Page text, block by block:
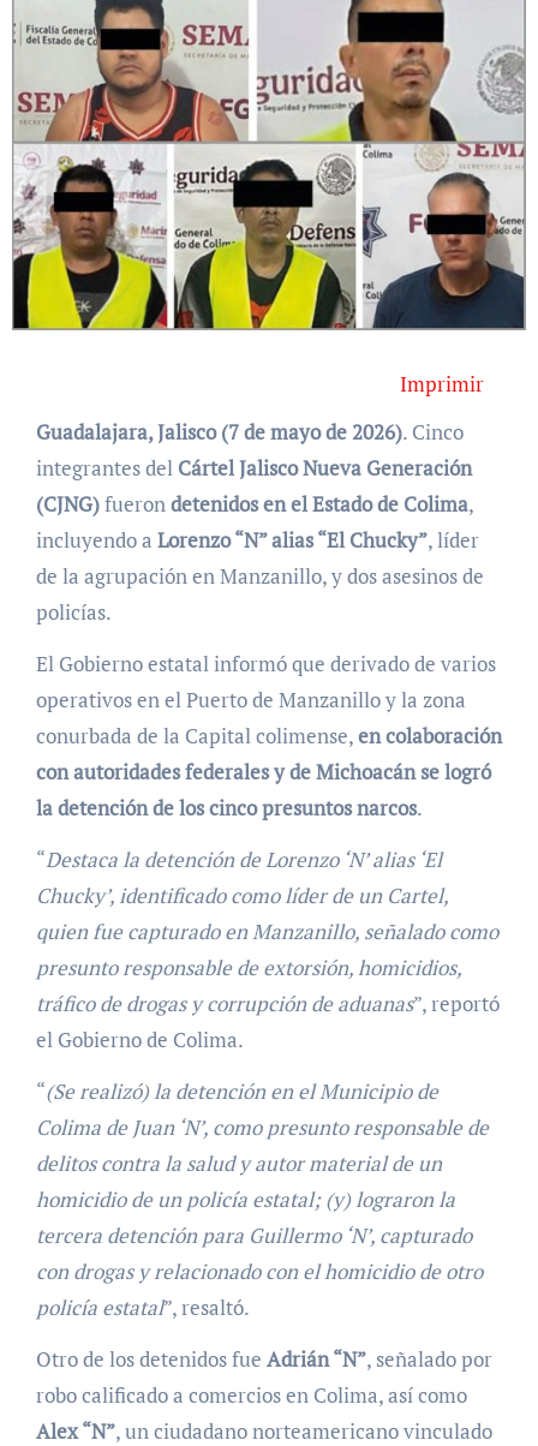
Imprimir
Guadalajara, Jalisco (7 de mayo de 2026). Cinco
integrantes del Cártel Jalisco Nueva Generación
(CJNG)fuerondetenidos en el Estado de Colima,
incluyendo a Lorenzo “N” alias “El Chucky”, líder
de la agrupación en Manzanillo, y dos asesinos de
policías.
El Gobierno estatal informó que derivado de varios
operativos en el Puerto de Manzanillo y la zona
conurbada de la Capital colimense,en colaboración
con autoridades federales y de Michoacán se logró
la detención de los cinco presuntos narcos.
“Destaca la detención de Lorenzo ‘N’ alias ‘El
Chucky’, identificado como líder de un Cartel,
quien fue capturado en Manzanillo, señalado como
presunto responsable de extorsión, homicidios,
tráfico de drogas y corrupción de aduanas”, reportó
el Gobierno de Colima.
“(Se realizó) la detención en el Municipio de
Colima de Juan ‘N’, como presunto responsable de
delitos contra la salud y autor material de un
homicidio de un policía estatal; (y) lograron la
tercera detención para Guillermo ‘N’, capturado
con drogas y relacionado con el homicidio de otro
policía estatal”, resaltó.
Otro de los detenidos fue Adrián “N”, señalado por
robo calificado a comercios en Colima, así como
Alex “N”, un ciudadano norteamericano vinculado